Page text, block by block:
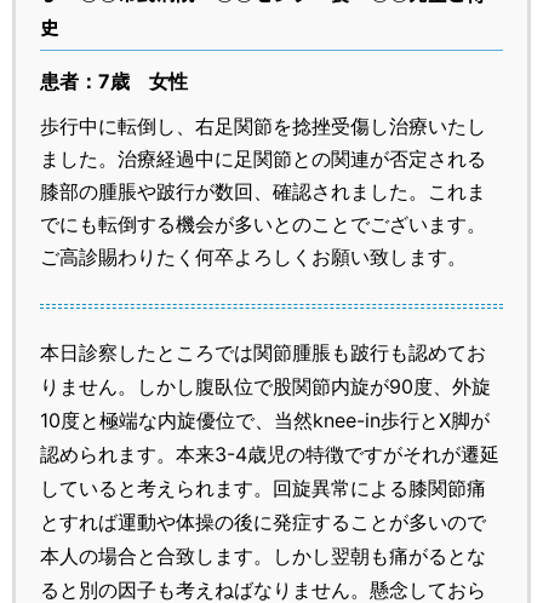
史
患者：7歳 女性
歩行中に転倒し、右足関節を捻挫受傷し治療いたし
ました。治療経過中に足関節との関連が否定される
膝部の腫脹や跛行が数回、確認されました。これま
でにも転倒する機会が多いとのことでございます。
ご高診賜わりたく何卒よろしくお願い致します。
本日診察したところでは関節腫脹も跛行も認めてお
りません。しかし腹臥位で股関節内旋が90度、外旋
10度と極端な内旋優位で、当然knee-in歩行とX脚が
認められます。本来3-4歳児の特徴ですがそれが遷延
していると考えられます。回旋異常による膝関節痛
とすれば運動や体操の後に発症することが多いので
本人の場合と合致します。しかし翌朝も痛がるとな
ると別の因子も考えねばなりません。懸念しておら